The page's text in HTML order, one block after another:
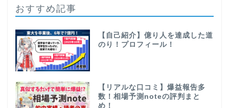
おすすめ記事
【自己紹介】億り人を達成した道
のり！プロフィール！
【リアルな口コミ】爆益報告多
数！相場予測noteの評判まと
め！